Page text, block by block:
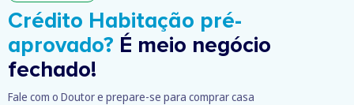
Crédito Habitação pré-
aprovado? É meio negócio
fechado!
Fale com o Doutor e prepare-se para comprar casa